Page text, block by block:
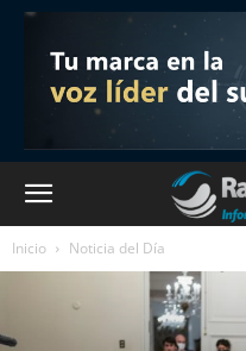
Inicio Noticia del Día